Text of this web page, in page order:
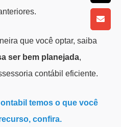
que você optar, saiba
ser bem planejada,
contábil eficiente.
temos o que você
confira.